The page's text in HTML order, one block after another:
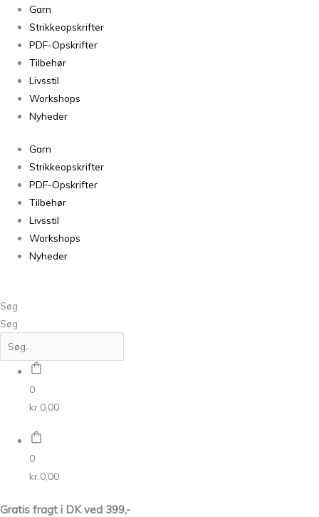
Garn
Strikkeopskrifter
PDF-Opskrifter
Tilbehør
Livsstil
Workshops
Nyheder
Garn
Strikkeopskrifter
PDF-Opskrifter
Tilbehør
Livsstil
Workshops
Nyheder
Søg
Søg
0
kr. 0,00
0
kr. 0,00
Gratis fragt i DK ved 399,-
Alpaca
Farve
antal